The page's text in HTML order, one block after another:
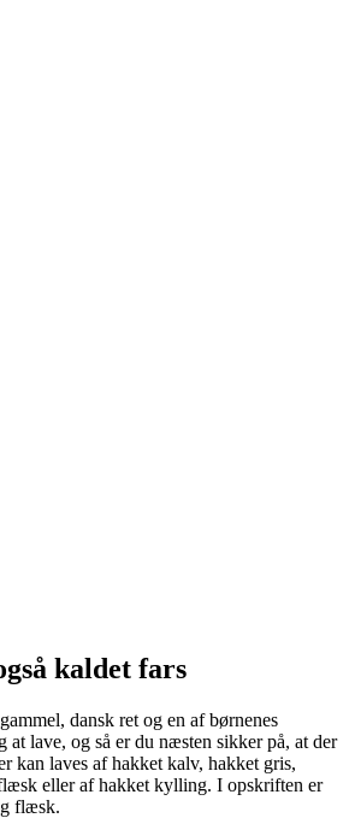
kaldet fars
dansk ret og en af børnenes
at lave, og så er du næsten sikker på, at der
kan laves af hakket kalv, hakket gris,
eller af hakket kylling. I opskriften er
flæsk.